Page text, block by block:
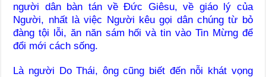
người dân bàn tán về Đức Giêsu, về giáo lý của
Người, nhất là việc Người kêu gọi dân chúng từ bỏ
đàng tội lỗi, ăn năn sám hối và tin vào Tin Mừng để
đổi mới cách sống.
Là người Do Thái, ông cũng biết đến nỗi khát vọng